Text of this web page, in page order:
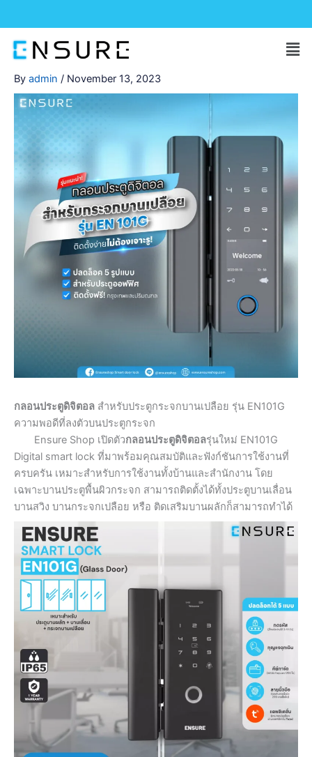
content
By admin / November 13, 2023
กลอนประตูดิจิตอล สำหรับประตูกระจกบานเปลือย รุ่น EN101G
ความพอดีที่ลงตัวบนประตูกระจก
Ensure Shop เปิดตัวกลอนประตูดิจิตอลรุ่นใหม่ EN101G
Digital smart lock ที่มาพร้อมคุณสมบัติและฟังก์ชันการใช้งานที่
ครบครัน เหมาะสำหรับการใช้งานทั้งบ้านและสำนักงาน โดย
เฉพาะบานประตูพื้นผิวกระจก สามารถติดตั้งได้ทั้งประตูบานเลื่อน
บานสวิง บานกระจกเปลือย หรือ ติดเสริมบานผลักก็สามารถทำได้